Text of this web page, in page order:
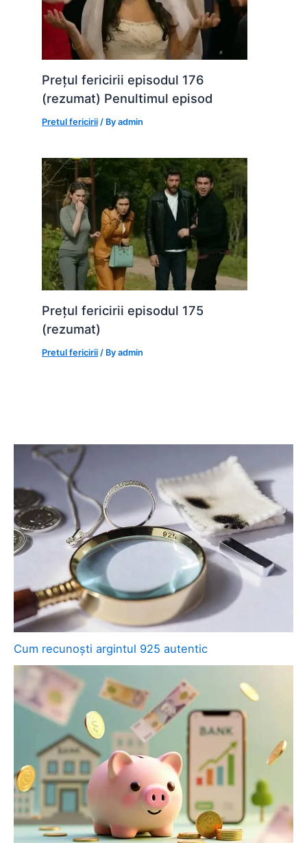
Prețul fericirii episodul 176
(rezumat) Penultimul episod
Pretul fericirii / Byadmin
Prețul fericirii episodul 175
(rezumat)
Pretul fericirii / Byadmin
Cum recunoști argintul 925 autentic